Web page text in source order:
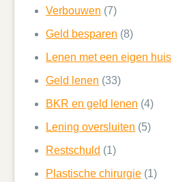
Verbouwen (7)
Geld besparen (8)
Lenen met een eigen huis
Geld lenen (33)
BKR en geld lenen (4)
Lening oversluiten (5)
Restschuld (1)
Plastische chirurgie (1)